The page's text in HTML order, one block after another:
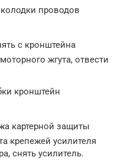
проводов
с кронштейна
жгута, отвести
кронштейн
картерной защиты
крепежей усилителя
снять усилитель.